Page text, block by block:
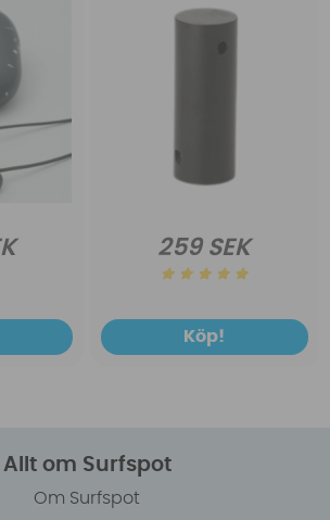
259 SEK
Köp!
Allt om Surfspot
Om Surfspot